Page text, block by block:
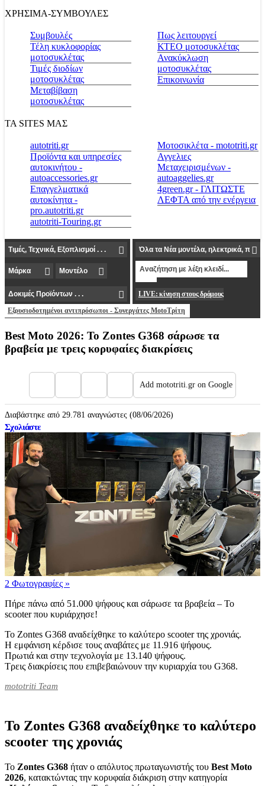
ΧΡΗΣΙΜΑ-ΣΥΜΒΟΥΛΕΣ
Συμβουλές
Τέλη κυκλοφορίας
μοτοσυκλέτας
Τιμές διοδίων
μοτοσυκλέτας
Μεταβίβαση
μοτοσυκλέτας
Πως λειτουργεί
ΚΤΕΟ μοτοσυκλέτας
Ανακύκλωση
μοτοσυκλέτας
Επικοινωνία
ΤΑ SITES ΜΑΣ
autotriti.gr
Προϊόντα και υπηρεσίες
αυτοκινήτου -
autoaccessories.gr
Επαγγελματικά
αυτοκίνητα -
pro.autotriti.gr
autotriti-Touring.gr
Μοτοσικλέτα - mototriti.gr
Αγγελιες
Μεταχειρισμένων -
autoaggelies.gr
4green.gr - ΓΛΙΤΩΣΤΕ
ΛΕΦΤΑ από την ενέργεια
LIVE: κίνηση στους δρόμους
Εξουσιοδοτημένοι αντιπρόσωποι - Συνεργάτες MotoΤρίτη
Best Moto 2026: Το Zontes G368 σάρωσε τα
βραβεία με τρεις κορυφαίες διακρίσεις
Add mototriti.gr on Google
Διαβάστηκε από 29.781 αναγνώστες (08/06/2026)
Σχολιάστε
2 Φωτογραφίες »
Πήρε πάνω από 51.000 ψήφους και σάρωσε τα βραβεία – Το
scooter που κυριάρχησε!
Το Zontes G368 αναδείχθηκε το καλύτερο scooter της χρονιάς.
Η εμφάνιση κέρδισε τους αναβάτες με 11.916 ψήφους.
Πρωτιά και στην τεχνολογία με 13.140 ψήφους.
Τρεις διακρίσεις που επιβεβαιώνουν την κυριαρχία του G368.
mototriti Team
Το Zontes G368 αναδείχθηκε το καλύτερο
scooter της χρονιάς
Το Zontes G368 ήταν ο απόλυτος πρωταγωνιστής του Best Moto
2026, κατακτώντας την κορυφαία διάκριση στην κατηγορία